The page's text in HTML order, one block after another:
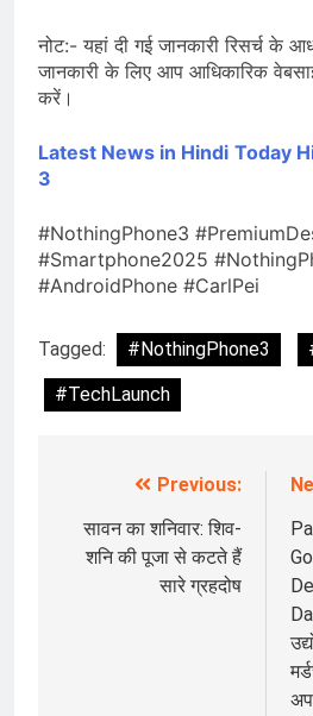
नोट:- यहां दी गई जानकारी रिसर्च के
जानकारी के लिए आप आधिकारिक
करें।
Latest News in Hindi Today
3
#NothingPhone3
#Smartphone2025
#AndroidPhone #CarlPei
Tagged: #NothingPhone3
#TechLaunch
navigation
Previous:
सावन का शनिवार: शिव-
शनि की पूजा से कटते हैं
सारे ग्रहदोष